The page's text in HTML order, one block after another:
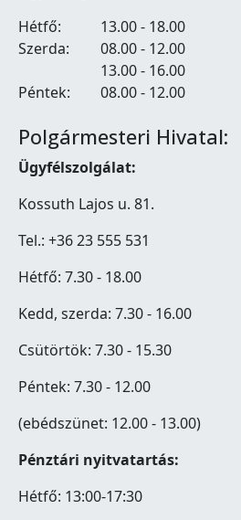
Hétfő:
13.00 - 18.00
Szerda:
08.00 - 12.00
13.00 - 16.00
Péntek:
08.00 - 12.00
Polgármesteri Hivatal:
Ügyfélszolgálat:
Kossuth Lajos u. 81.
Tel.: +36 23 555 531
Hétfő: 7.30 - 18.00
Kedd, szerda: 7.30 - 16.00
Csütörtök: 7.30 - 15.30
Péntek: 7.30 - 12.00
(ebédszünet: 12.00 - 13.00)
Pénztári nyitvatartás:
Hétfő: 13:00-17:30